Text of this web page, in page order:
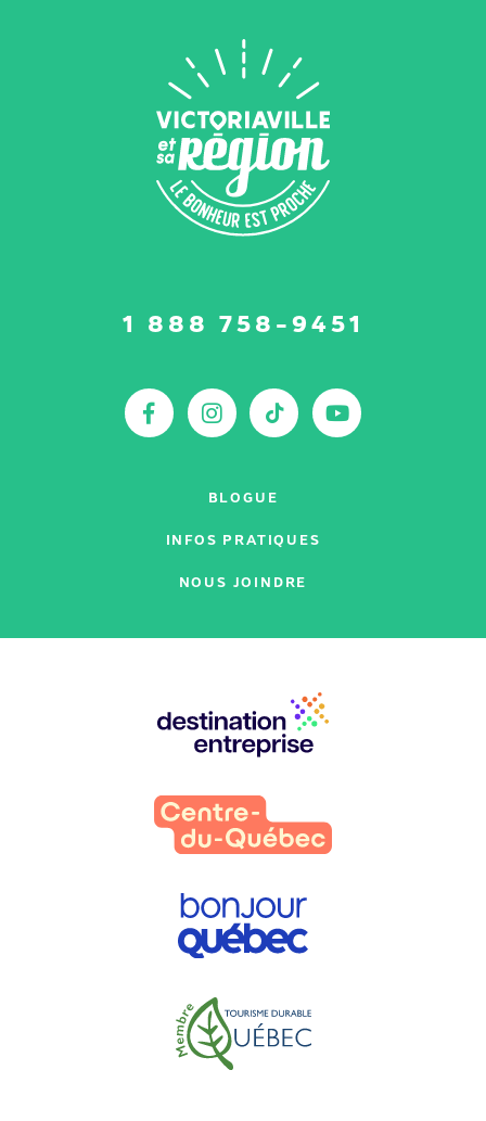
1 888 758-9451
Facebook
Instagram
TikTok
BLOGUE
INFOS PRATIQUES
NOUS JOINDRE
partenaires
: